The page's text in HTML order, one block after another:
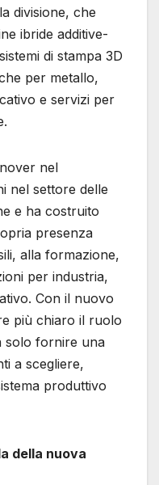
divisione, che
ibride additive-
di stampa 3D
per metallo,
e servizi per
nel
nel settore delle
e ha costruito
presenza
alla formazione,
per industria,
Con il nuovo
più chiaro il ruolo
solo fornire una
a scegliere,
produttivo
della nuova